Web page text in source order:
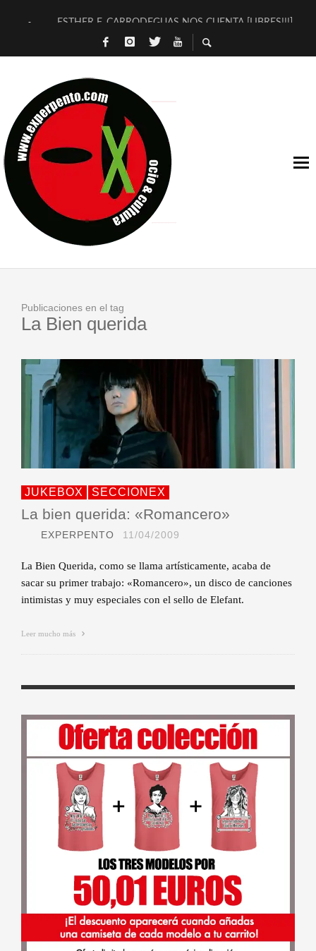
ESTHER F. CARRODEGUAS NOS CUENTA [LIBRES!!!]
[TERRA DE GUAPES] DE SANDRA MONFORT
TIMBRE 4, LA ESCUELA DEL DIRECTOR TEATRAL CLAUDIO
30 AÑOS (NO ES NADA) DE LA KATARSIS DEL TOMATAZO
MILITARES JUDÍAS EN #EXVITA
D’BALDOMEROS REINVENTAN [BITÁCORA 3.0] EN EXVITA
MARSHALL FLASH PRESENTA EN EXVITA [RELATIVA
JOFRE BARDAGÍ EN EXVITA INTERPRETANDO A SERRAT
Publicaciones en el tag
La Bien querida
JUKEBOX SECCIONEX
La bien querida: «Romancero»
EXPERPENTO 11/04/2009
La Bien Querida, como se llama artísticamente, acaba de
sacar su primer trabajo: «Romancero», un disco de canciones
intimistas y muy especiales con el sello de Elefant.
Leer mucho más